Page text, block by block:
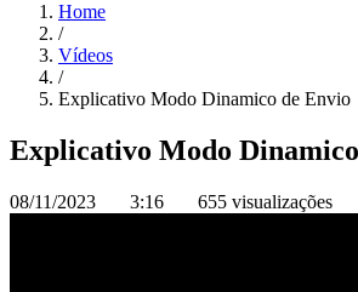
Home
/
Vídeos
/
Explicativo Modo Dinamico de Envio
Explicativo Modo
08/11/2023 3:16 655 visualizações